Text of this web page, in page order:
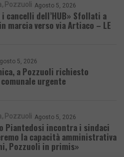
Pozzuoli Agosto 5, 2026
cancelli dell’HUB» Sfollati a
marcia verso via Artiaco – LE
5, 2026
a Pozzuoli richiesto
urgente
Pozzuoli Agosto 5, 2026
Piantedosi incontra i sindaci
la capacità amministrativa
Pozzuoli in primis»